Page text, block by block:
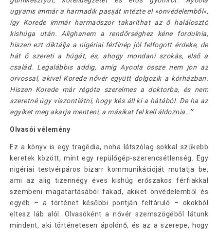
ugyanis immár a harmadik pasiját intézte el »önvédelemből«,
így Korede immár harmadszor takaríthat az ő halálosztó
kishúga után. Alighanem a rendőrséghez kéne fordulnia,
hiszen ezt diktálja a nigériai férfinép jól felfogott érdeke, de
hát ő szereti a húgát, és, ahogy mondani szokás, első a
család. Legalábbis addig, amíg Ayoola össze nem jön az
orvossal, akivel Korede nővér együtt dolgozik a kórházban.
Hiszen Korede már régóta szerelmes a doktorba, és nem
szeretné úgy viszontlátni, hogy kés áll ki a hátából. De ha az
egyiket meg akarja menteni, a másikat fel kell áldoznia…”
Olvasói vélemény
Ez a könyv is egy tragédia, noha látszólag sokkal szűkebb
keretek között, mint egy repülőgép-szerencsétlenség. Egy
nigériai testvérpáros bizarr kommunikációját mutatja be,
ami az alig tizennégy éves kishúg erőszakos férfiakkal
szembeni magatartásából fakad, akiket önvédelemből és
egyéb – a történet későbbi pontján feltáruló – okokból
eltesz láb alól. Olvasóként a nővér szemszögéből látunk
mindent, aki történetesen ápolónő, és az a szerepe, hogy